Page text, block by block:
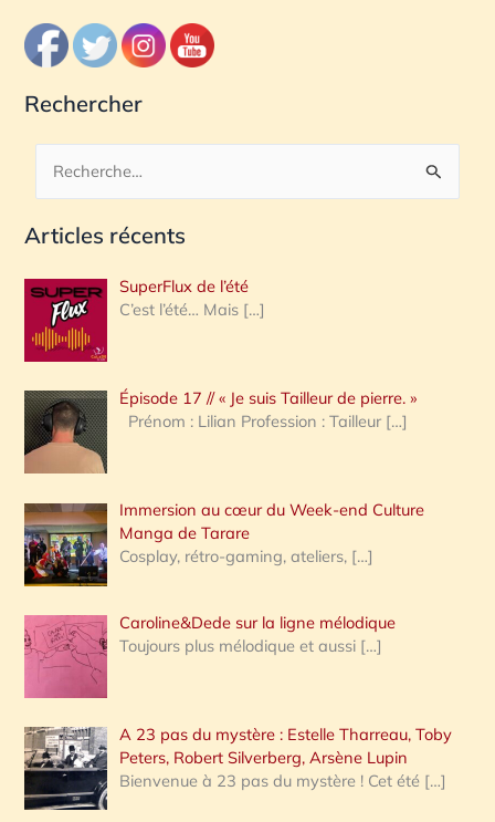
Rechercher
c
e
r
c
h
e
:
Articles récents
SuperFlux de l’été
C’est l’été… Mais […]
Épisode 17 // « Je suis Tailleur de pierre. »
Prénom : Lilian Profession : Tailleur […]
Immersion au cœur du Week-end Culture
Manga de Tarare
Cosplay, rétro-gaming, ateliers, […]
Caroline&Dede sur la ligne mélodique
Toujours plus mélodique et aussi […]
A 23 pas du mystère : Estelle Tharreau, Toby
Peters, Robert Silverberg, Arsène Lupin
Bienvenue à 23 pas du mystère ! Cet été […]